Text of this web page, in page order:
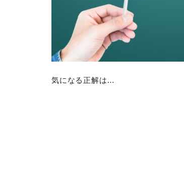
気になる正解は…